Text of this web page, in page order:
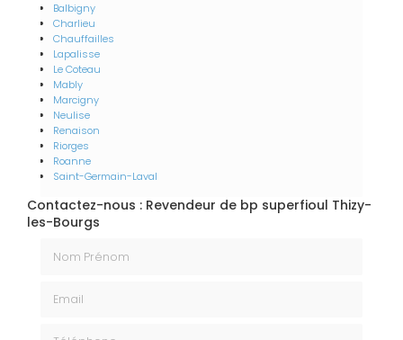
Balbigny
Charlieu
Chauffailles
Lapalisse
Le Coteau
Mably
Marcigny
Neulise
Renaison
Riorges
Roanne
Saint-Germain-Laval
Contactez-nous : Revendeur de bp superfioul Thizy-
les-Bourgs